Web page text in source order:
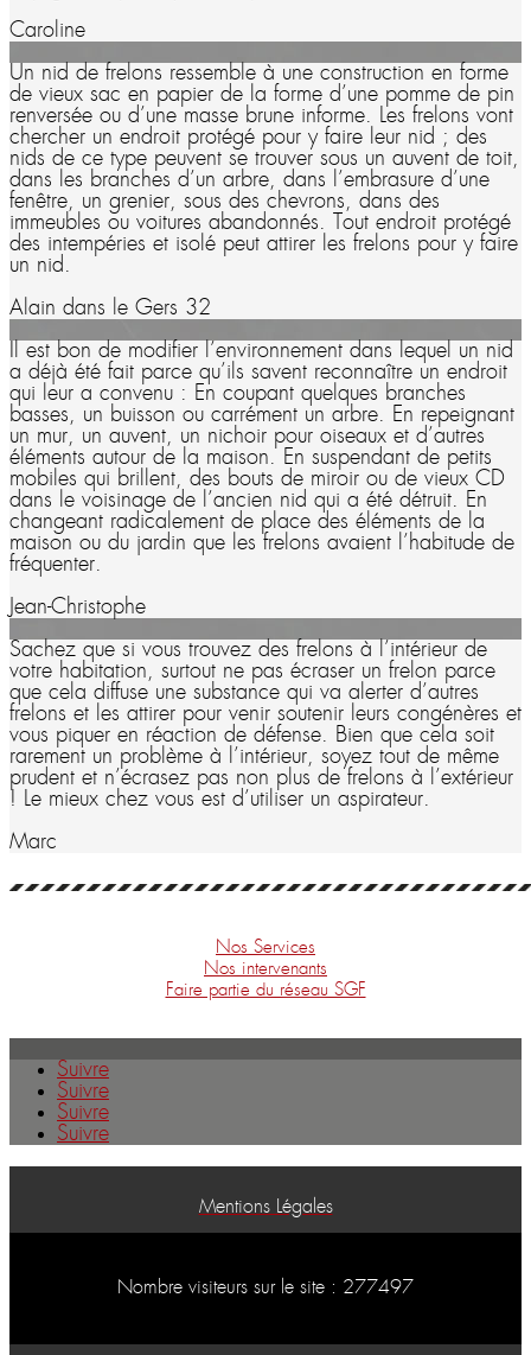
Caroline
Un nid de frelons ressemble à une construction en forme
de vieux sac en papier de la forme d’une pomme de pin
renversée ou d’une masse brune informe. Les frelons vont
chercher un endroit protégé pour y faire leur nid ; des
nids de ce type peuvent se trouver sous un auvent de toit,
dans les branches d’un arbre, dans l’embrasure d’une
fenêtre, un grenier, sous des chevrons, dans des
immeubles ou voitures abandonnés. Tout endroit protégé
des intempéries et isolé peut attirer les frelons pour y faire
un nid.
Alain dans le Gers 32
Il est bon de modifier l’environnement dans lequel un nid
a déjà été fait parce qu’ils savent reconnaître un endroit
qui leur a convenu : En coupant quelques branches
basses, un buisson ou carrément un arbre. En repeignant
un mur, un auvent, un nichoir pour oiseaux et d’autres
éléments autour de la maison. En suspendant de petits
mobiles qui brillent, des bouts de miroir ou de vieux CD
dans le voisinage de l’ancien nid qui a été détruit. En
changeant radicalement de place des éléments de la
maison ou du jardin que les frelons avaient l’habitude de
fréquenter.
Jean-Christophe
Sachez que si vous trouvez des frelons à l’intérieur de
votre habitation, surtout ne pas écraser un frelon parce
que cela diffuse une substance qui va alerter d’autres
frelons et les attirer pour venir soutenir leurs congénères et
vous piquer en réaction de défense. Bien que cela soit
rarement un problème à l’intérieur, soyez tout de même
prudent et n’écrasez pas non plus de frelons à l’extérieur
! Le mieux chez vous est d’utiliser un aspirateur.
Marc
Nos Services
Nos intervenants
Faire partie du réseau SGF
Suivre
Suivre
Suivre
Suivre
Mentions Légales
Nombre visiteurs sur le site : 277497